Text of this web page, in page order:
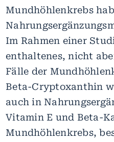
Mundhöhlenkrebs
Im Rahmen einer
enthaltenes, nicht
Fälle der
Beta-Cryptoxanthin
auch in
Vitamin E und Beta-
Mundhöhlenkrebs,